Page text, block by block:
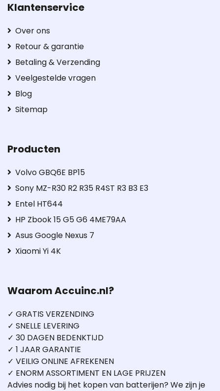
Klantenservice
Over ons
Retour & garantie
Betaling & Verzending
Veelgestelde vragen
Blog
Sitemap
Producten
Volvo GBQ6E BP15
Sony MZ-R30 R2 R35 R4ST R3 B3 E3
Entel HT644
HP Zbook 15 G5 G6 4ME79AA
Asus Google Nexus 7
Xiaomi Yi 4K
Waarom Accuinc.nl?
✓ GRATIS VERZENDING
✓ SNELLE LEVERING
✓ 30 DAGEN BEDENKTIJD
✓ 1 JAAR GARANTIE
✓ VEILIG ONLINE AFREKENEN
✓ ENORM ASSORTIMENT EN LAGE PRIJZEN
Advies nodig bij het kopen van batterijen? We zijn je